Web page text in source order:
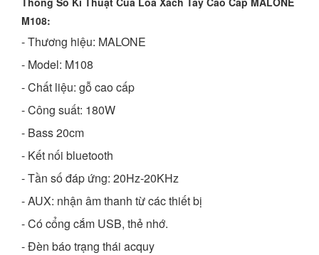
M108:
- Thương hiệu: MALONE
- Model: M108
- Chất liệu: gỗ cao cấp
- Công suất: 180W
- Bass 20cm
- Kết nối bluetooth
- Tần số đáp ứng: 20Hz-20KHz
- AUX: nhận âm thanh từ các thiết bị
- Có cổng cắm USB, thẻ nhớ.
- Đèn báo trạng thái acquy